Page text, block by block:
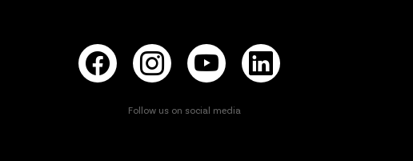
Follow us on social media